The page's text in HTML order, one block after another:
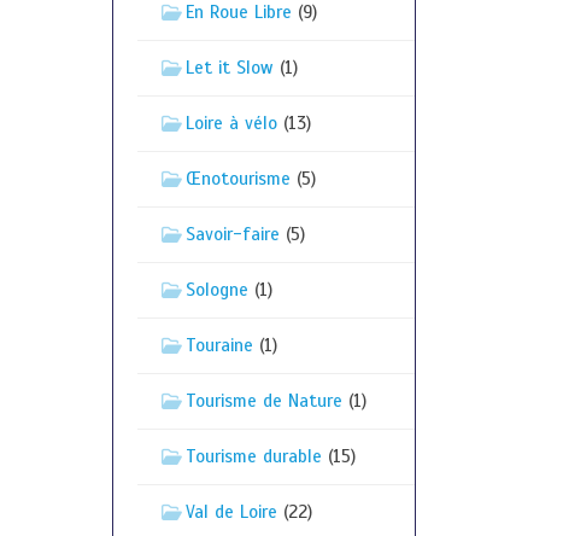
En Roue Libre (9)
Let it Slow (1)
Loire à vélo(13)
Œnotourisme (5)
Savoir-faire (5)
Sologne (1)
Touraine (1)
Tourisme de Nature (1)
Tourisme durable (15)
Val de Loire (22)